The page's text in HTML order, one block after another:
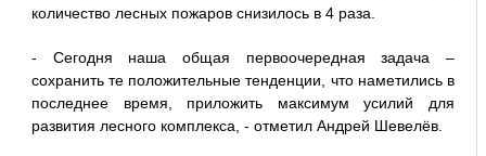
количество лесных пожаров снизилось в 4 раза.
- Сегодня наша общая первоочередная задача –
сохранить те положительные тенденции, что наметились в
последнее время, приложить максимум усилий для
развития лесного комплекса, - отметил Андрей Шевелёв.